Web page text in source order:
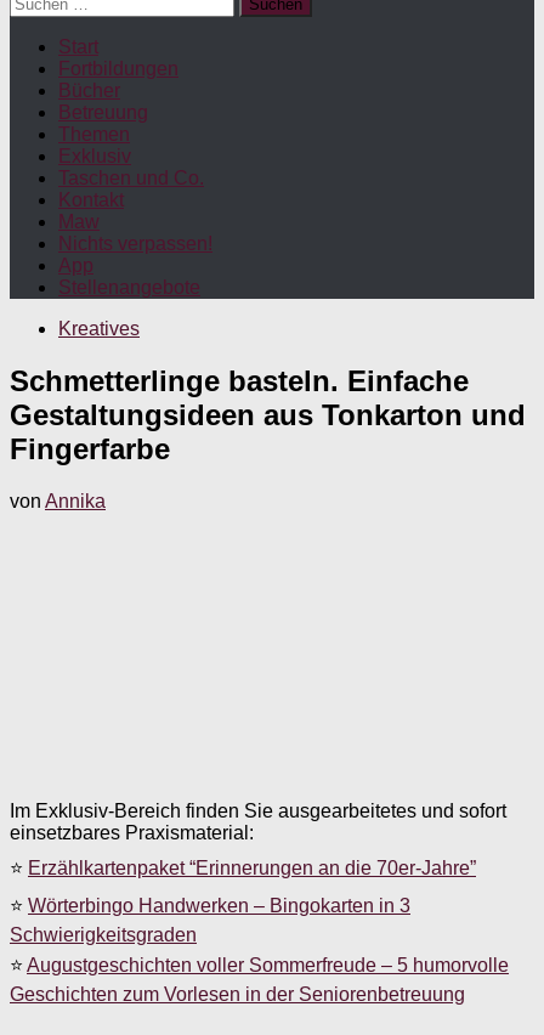
nach:
Start
Fortbildungen
Bücher
Betreuung
Themen
Exklusiv
Taschen und Co.
Kontakt
Maw
Nichts verpassen!
App
Stellenangebote
Kreatives
Schmetterlinge basteln. Einfache
Gestaltungsideen aus Tonkarton und
Fingerfarbe
von Annika
Im Exklusiv-Bereich finden Sie ausgearbeitetes und sofort
einsetzbares Praxismaterial:
⭐ Erzählkartenpaket “Erinnerungen an die 70er-Jahre”
⭐ Wörterbingo Handwerken – Bingokarten in 3
Schwierigkeitsgraden
⭐ Augustgeschichten voller Sommerfreude – 5 humorvolle
Geschichten zum Vorlesen in der Seniorenbetreuung